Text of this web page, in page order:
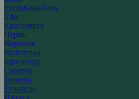
Ростов-на-Дону
Уфа
Красноярск
Пермь
Воронеж
Волгоград
Краснодар
Саратов
Тюмень
Тольятти